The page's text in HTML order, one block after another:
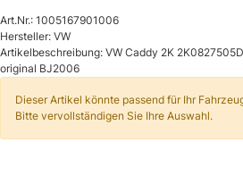
Art.Nr.: 1005167901006
Hersteller: VW
Artikelbeschreibung: VW Caddy 2K
original BJ2006
Dieser Artikel könnte passend für Ihr
Bitte vervollständigen Sie Ihre Auswahl.